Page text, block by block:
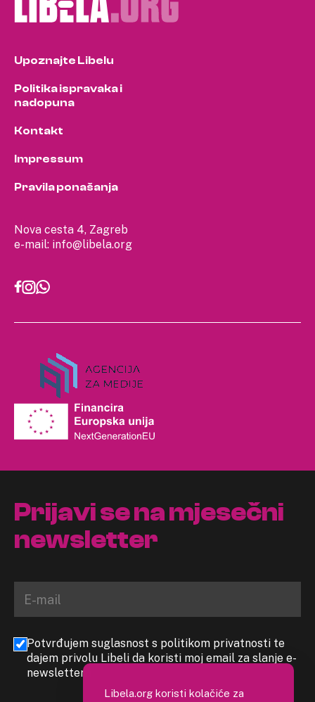
Nova cesta 4, Zagreb
e-mail: info@libela.org
Upoznajte Libelu
Politika ispravaka i
nadopuna
Kontakt
Impressum
Pravila ponašanja
Prijavi se na mjesečni
newsletter
Potvrđujem suglasnost s politikom privatnosti te
dajem privolu Libeli da koristi moj email za slanje e-
newslettera
Libela.org koristi kolačiće za